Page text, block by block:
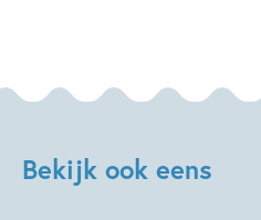
Bekijk ook eens